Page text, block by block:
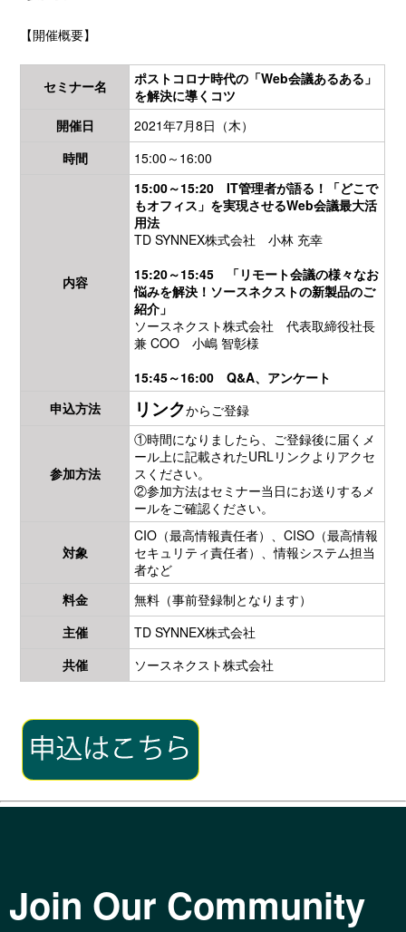
【開催概要】
セミナー名
ポストコロナ時代の「Web会議あるある」
を解決に導くコツ
開催日
2021年7月8日（木）
時間
15:00～16:00
内容
15:00～15:20 IT管理者が語る！「どこで
もオフィス」を実現させるWeb会議最大活
用法
TD SYNNEX株式会社 小林 充幸
15:20～15:45 「リモート会議の様々なお
悩みを解決！ソースネクストの新製品のご
紹介」
ソースネクスト株式会社 代表取締役社長
兼 COO 小嶋 智彰様
15:45～16:00 Q&A、アンケート
申込方法
リンクからご登録
参加方法
①時間になりましたら、ご登録後に届くメ
ール上に記載されたURLリンクよりアクセ
スください。
②参加方法はセミナー当日にお送りするメ
ールをご確認ください。
対象
CIO（最高情報責任者）、CISO（最高情報
セキュリティ責任者）、情報システム担当
者など
料金
無料（事前登録制となります）
主催
TD SYNNEX株式会社
共催
ソースネクスト株式会社
Join Our Community